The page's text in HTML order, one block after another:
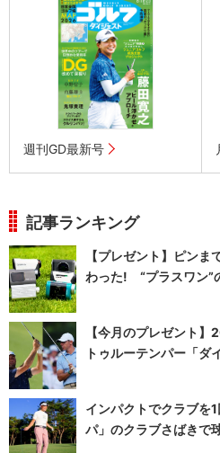
週刊GD最新号
記事ランキング
【プレゼント】ピン
わった! “プラスワン”
【今月のプレゼント
トゥルーテンパー「ダ
インパクトでクラブを
パ」のクラブさばきで